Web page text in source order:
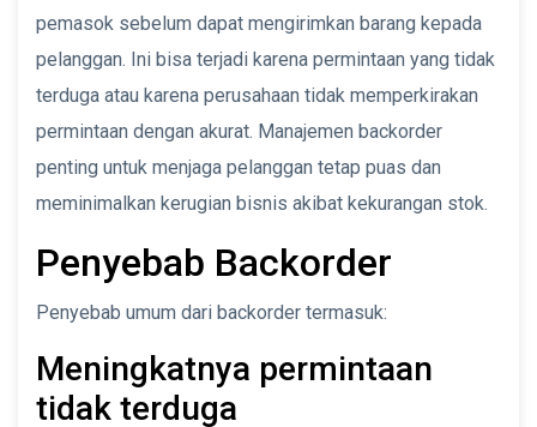
pemasok sebelum dapat mengirimkan barang kepada
pelanggan. Ini bisa terjadi karena permintaan yang tidak
terduga atau karena perusahaan tidak memperkirakan
permintaan dengan akurat. Manajemen backorder
penting untuk menjaga pelanggan tetap puas dan
meminimalkan kerugian bisnis akibat kekurangan stok.
Penyebab Backorder
Penyebab umum dari backorder termasuk:
Meningkatnya permintaan
tidak terduga